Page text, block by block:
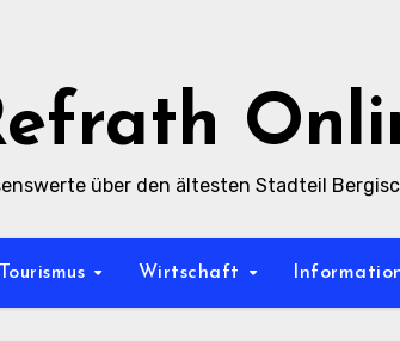
über den ältesten Stadteil
Tourismus Wirtschaft